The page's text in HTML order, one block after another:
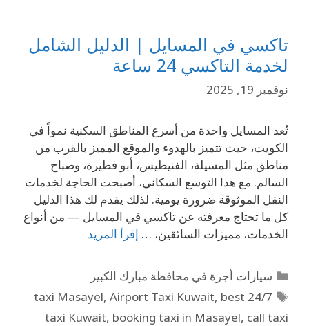
تاكسي في المسايل | الدليل الشامل
لخدمة التاكسي 24 ساعة
نوفمبر 19, 2025
تُعد المسايل واحدة من أسرع المناطق السكنية نمواً في
الكويت، حيث تتميز بالهدوء والموقع المميز بالقرب من
مناطق مثل المسيلة، الفنيطيس، أبو فطيرة، وصباح
السالم. مع هذا التوسع السكاني، أصبحت الحاجة لخدمات
النقل الموثوقة ضرورة يومية. لذلك يقدم لك هذا الدليل
كل ما تحتاج معرفته عن تاكسي في المسايل — من أنواع
الخدمات، مميزات السائقين، … إقرأ المزيد
سيارات أجرة في محافظة مبارك الكبير
24/7 taxi Masayel
, Airport Taxi Kuwait, best
taxi Kuwait, booking taxi in Masayel, call taxi